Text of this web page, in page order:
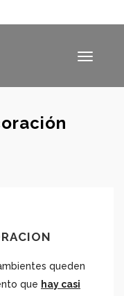
Miraflores. Lima, Perú
Toggle
queden
que hay casi